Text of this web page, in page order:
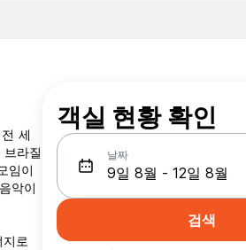
세
라질
임이
악이
로
객실 현황 확인
날짜
검색